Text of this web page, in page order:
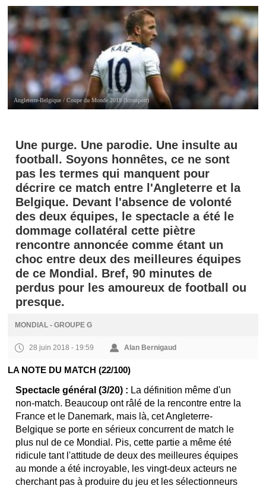
Angleterre-Belgique / Coupe du Monde 2018 (Iconsport)
Une purge. Une parodie. Une insulte au
football. Soyons honnêtes, ce ne sont
pas les termes qui manquent pour
décrire ce match entre l'Angleterre et la
Belgique. Devant l'absence de volonté
des deux équipes, le spectacle a été le
dommage collatéral cette piètre
rencontre annoncée comme étant un
choc entre deux des meilleures équipes
de ce Mondial. Bref, 90 minutes de
perdus pour les amoureux de football ou
presque.
MONDIAL - GROUPE G
28 juin 2018 - 19:59 Alan Bernigaud
LA NOTE DU MATCH (22/100)
Spectacle général (3/20) : La définition même d'un
non-match. Beaucoup ont râlé de la rencontre entre la
France et le Danemark, mais là, cet Angleterre-
Belgique se porte en sérieux concurrent de match le
plus nul de ce Mondial. Pis, cette partie a même été
ridicule tant l'attitude de deux des meilleures équipes
au monde a été incroyable, les vingt-deux acteurs ne
cherchant pas à produire du jeu et les sélectionneurs